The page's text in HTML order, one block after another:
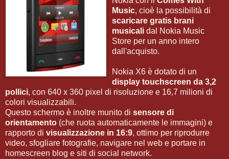
Music, cioè la possibilità di
scaricare gratis brani
musicali dal Nokia Music
Store per un anno intero
dall'acquisto.
Nokia X6 è dotato di un
display touchscreen da 3,2
pollici, con 640 x 360 pixel di risoluzione e 16,7 milioni di
colori visualizzabili.
Questo schermo è inoltre munito di sensore di
orientamento (che ruota automaticamente le immagini) e
rapporto di visualizzazione in 16:9, ottimo per riprodurre
video, sfogliare fotografie, navigare nel web e portare in
homescreen blog e siti di social network.